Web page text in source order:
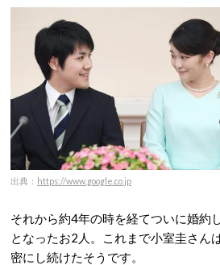
出典： https://www.google.co.jp
それから約4年の時を経てついに婚約
となったお2人。これまで小室圭さん
密にし続けたそうです。